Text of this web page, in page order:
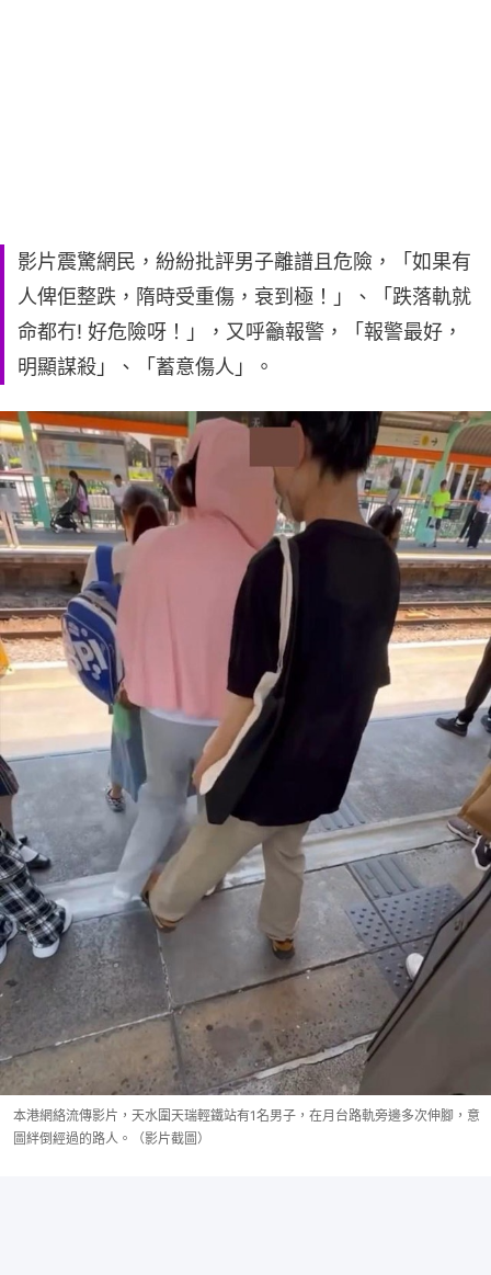
影片震驚網民，紛紛批評男子離譜且危險，「如果有
人俾佢整跌，隋時受重傷，衰到極！」、「跌落軌就
命都冇! 好危險呀！」，又呼籲報警，「報警最好，
明顯謀殺」、「蓄意傷人」。
本港網絡流傳影片，天水圍天瑞輕鐵站有1名男子，在月台路軌旁邊多次伸腳，意
圖絆倒經過的路人。（影片截圖）